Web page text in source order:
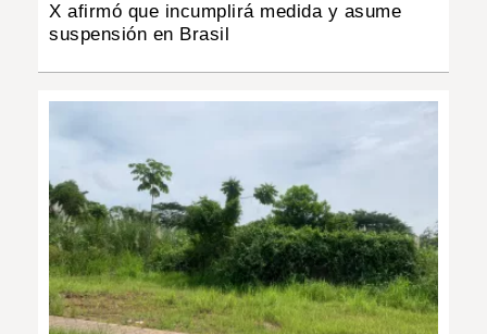
NACIONAL
DEPORTES
MUNDO
X afirmó que incumplirá medida y asume
suspensión en Brasil